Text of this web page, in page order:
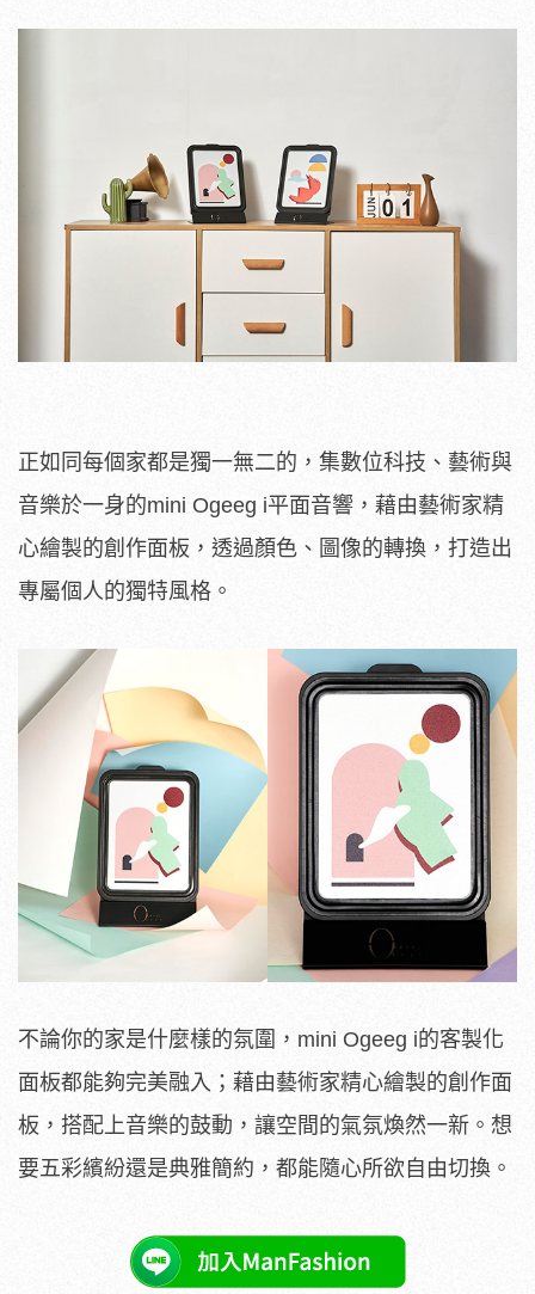
正如同每個家都是獨一無二的，集數位科技、藝術與
音樂於一身的mini Ogeeg i平面音響，藉由藝術家精
心繪製的創作面板，透過顏色、圖像的轉換，打造出
專屬個人的獨特風格。
不論你的家是什麼樣的氛圍，mini Ogeeg i的客製化
面板都能夠完美融入；藉由藝術家精心繪製的創作面
板，搭配上音樂的鼓動，讓空間的氣氛煥然一新。想
要五彩繽紛還是典雅簡約，都能隨心所欲自由切換。